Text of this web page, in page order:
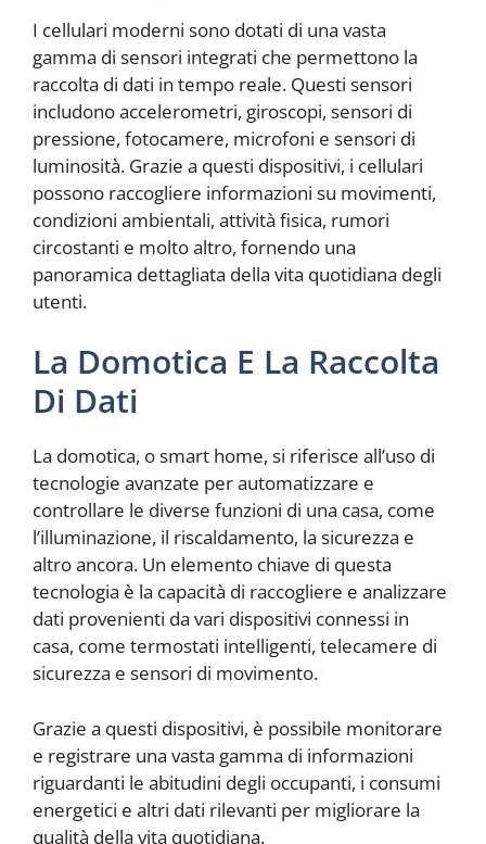
I cellulari moderni sono dotati di una vasta
gamma di sensori integrati che permettono la
raccolta di dati in tempo reale. Questi sensori
includono accelerometri, giroscopi, sensori di
pressione, fotocamere, microfoni e sensori di
luminosità. Grazie a questi dispositivi, i cellulari
possono raccogliere informazioni su movimenti,
condizioni ambientali, attività fisica, rumori
circostanti e molto altro, fornendo una
panoramica dettagliata della vita quotidiana degli
utenti.
La Domotica E La Raccolta
Di Dati
La domotica, o smart home, si riferisce all’uso di
tecnologie avanzate per automatizzare e
controllare le diverse funzioni di una casa, come
l’illuminazione, il riscaldamento, la sicurezza e
altro ancora. Un elemento chiave di questa
tecnologia è la capacità di raccogliere e analizzare
dati provenienti da vari dispositivi connessi in
casa, come termostati intelligenti, telecamere di
sicurezza e sensori di movimento.
Grazie a questi dispositivi, è possibile monitorare
e registrare una vasta gamma di informazioni
riguardanti le abitudini degli occupanti, i consumi
energetici e altri dati rilevanti per migliorare la
qualità della vita quotidiana.